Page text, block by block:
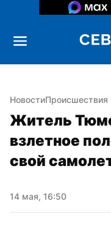
НовостиПроисшествия
Житель
взлетное
свой
14 мая, 16:50